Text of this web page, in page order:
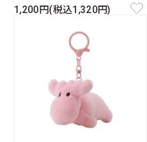
1,200円(税込1,320円)